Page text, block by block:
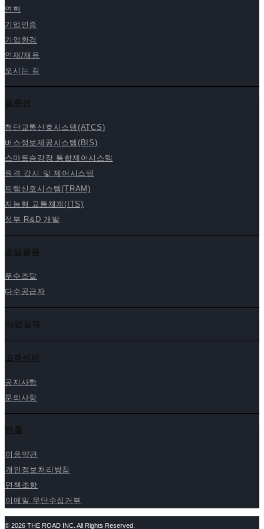
연혁
기업인증
기업환경
인재/채용
오시는 길
솔루션
첨단교통신호시스템(ATCS)
버스정보제공시스템(BIS)
스마트승강장 통합제어시스템
원격 감시 및 제어시스템
트램신호시스템(TRAM)
지능형 교통체계(ITS)
정부 R&D 개발
조달물품
우수조달
다수공급자
사업실적
고객센터
공지사항
문의사항
법률
이용약관
개인정보처리방침
면책조항
이메일 무단수집거부
© 2026 THE ROAD INC. All Rights Reserved.